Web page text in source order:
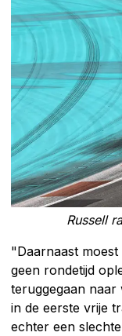
Russell
"Daarnaast
geen rondetijd
teruggegaan
in de eerste vrije
echter een